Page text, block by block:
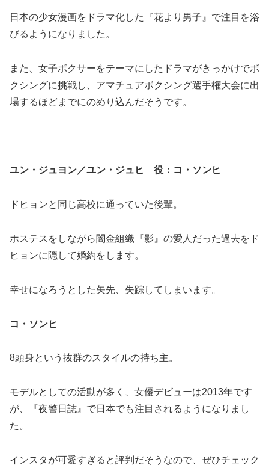
日本の少女漫画をドラマ化した『花より男子』で注目を浴
びるようになりました。
また、女子ボクサーをテーマにしたドラマがきっかけでボ
クシングに挑戦し、アマチュアボクシング選手権大会に出
場するほどまでにのめり込んだそうです。
ユン・ジュヨン／ユン・ジュヒ 役：コ・ソンヒ
ドヒョンと同じ高校に通っていた後輩。
ホステスをしながら闇金組織『影』の愛人だった過去をド
ヒョンに隠して婚約をします。
幸せになろうとした矢先、失踪してしまいます。
コ・ソンヒ
8頭身という抜群のスタイルの持ち主。
モデルとしての活動が多く、女優デビューは2013年です
が、『夜警日誌』で日本でも注目されるようになりまし
た。
インスタが可愛すぎると評判だそうなので、ぜひチェック